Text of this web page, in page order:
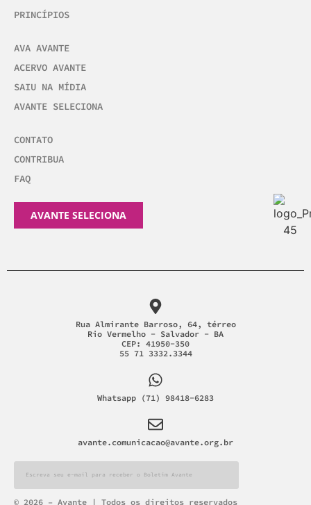
PRINCÍPIOS
AVA AVANTE
ACERVO AVANTE
SAIU NA MÍDIA
AVANTE SELECIONA
CONTATO
CONTRIBUA
FAQ
AVANTE SELECIONA
Rua Almirante Barroso, 64, térreo
Rio Vermelho - Salvador - BA
CEP: 41950-350
55 71 3332.3344
Whatsapp (71) 98418-6283
avante.comunicacao@avante.org.br
Alternative:
© 2026 – Avante | Todos os direitos reservados